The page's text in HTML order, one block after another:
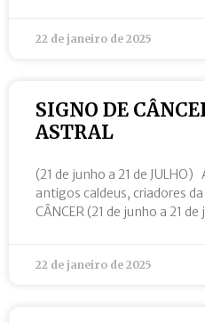
22 de janeiro de 2025
SIGNO DE
ASTRAL
(21 de junho a 21 de
antigos caldeus, criadores
CÂNCER (21 de junho a 21 de
22 de janeiro de 2025